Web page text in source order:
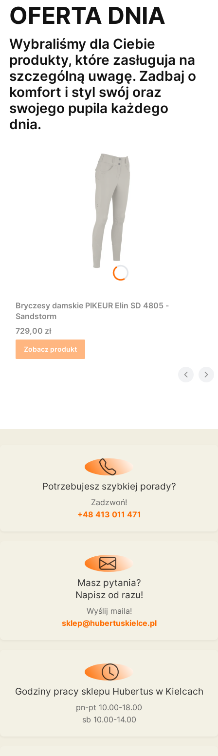
OFERTA DNIA
Wybraliśmy dla Ciebie
produkty, które zasługuja na
szczególną uwagę. Zadbaj o
komfort i styl swój oraz
swojego pupila każdego
dnia.
Bryczesy damskie PIKEUR Elin SD 4805 -
Sandstorm
Cena
729,00 zł
Zobacz produkt
Potrzebujesz szybkiej porady?
Zadzwoń!
+48 413 011 471
Masz pytania?
Napisz od razu!
Wyślij maila!
sklep@hubertuskielce.pl
Godziny pracy sklepu Hubertus w Kielcach
pn-pt 10.00-18.00
sb 10.00-14.00